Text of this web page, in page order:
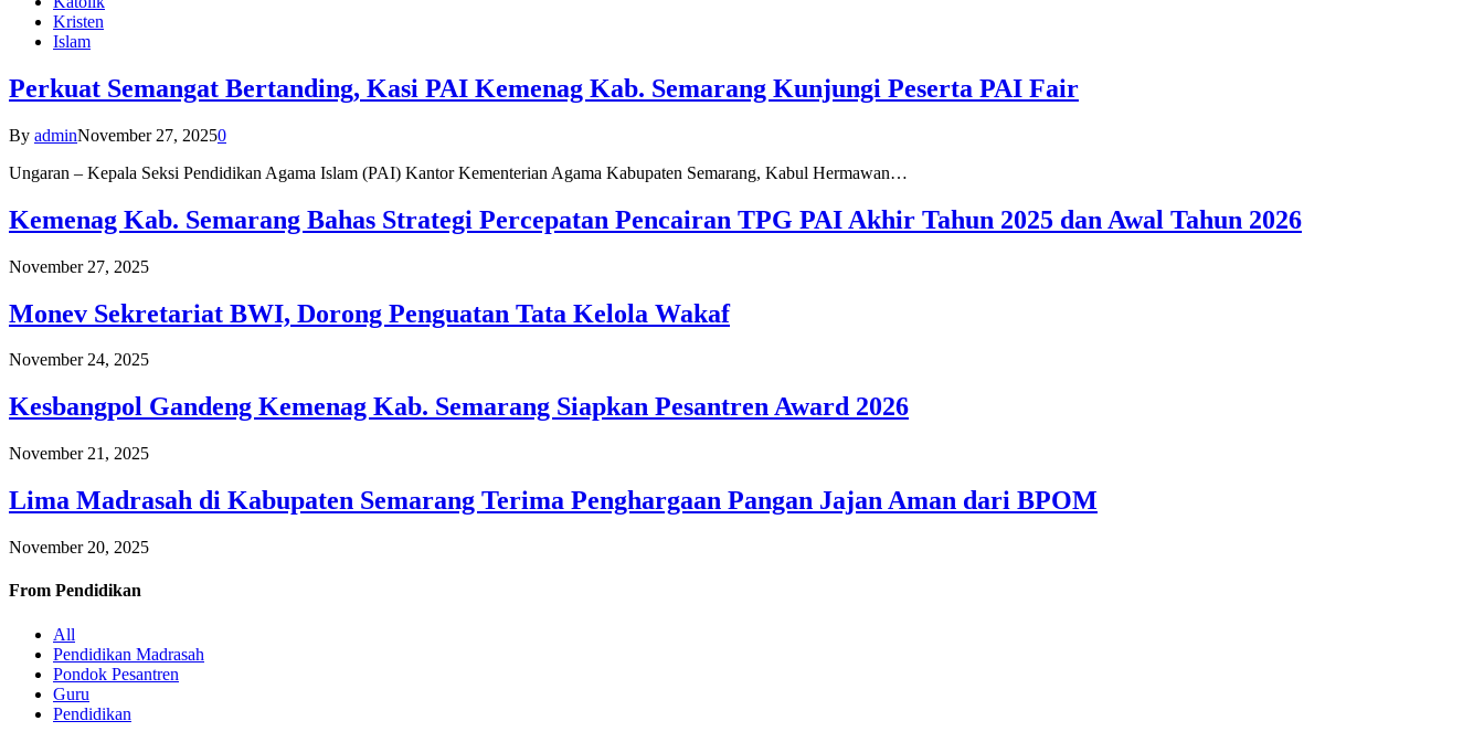
Kristen
Islam
Perkuat Semangat Bertanding, Kasi PAI Kemenag Kab. Semarang Kunjungi Peserta PAI Fair
By adminNovember 27, 20250
Ungaran – Kepala Seksi Pendidikan Agama Islam (PAI) Kantor Kementerian Agama Kabupaten Semarang, Kabul Hermawan…
Kemenag Kab. Semarang Bahas Strategi Percepatan Pencairan TPG PAI Akhir Tahun 2025 dan Awal Tahun 2026
November 27, 2025
Monev Sekretariat BWI, Dorong Penguatan Tata Kelola Wakaf
November 24, 2025
Kesbangpol Gandeng Kemenag Kab. Semarang Siapkan Pesantren Award 2026
November 21, 2025
Lima Madrasah di Kabupaten Semarang Terima Penghargaan Pangan Jajan Aman dari BPOM
November 20, 2025
From Pendidikan
All
Pendidikan Madrasah
Pondok Pesantren
Guru
Pendidikan